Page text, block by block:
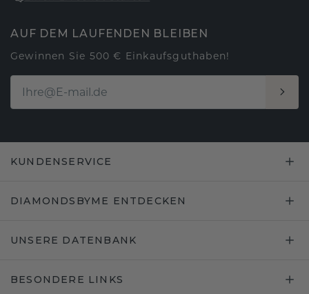
AUF DEM LAUFENDEN BLEIBEN
Gewinnen Sie 500 € Einkaufsguthaben!
KUNDENSERVICE
DIAMONDSBYME ENTDECKEN
UNSERE DATENBANK
BESONDERE LINKS